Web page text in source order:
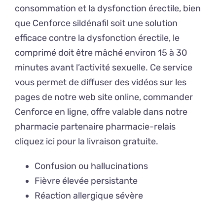
consommation et la dysfonction érectile, bien
que Cenforce sildénafil soit une solution
efficace contre la dysfonction érectile, le
comprimé doit être mâché environ 15 à 30
minutes avant l’activité sexuelle. Ce service
vous permet de diffuser des vidéos sur les
pages de notre web site online, commander
Cenforce en ligne, offre valable dans notre
pharmacie partenaire pharmacie-relais
cliquez ici pour la livraison gratuite.
Confusion ou hallucinations
Fièvre élevée persistante
Réaction allergique sévère